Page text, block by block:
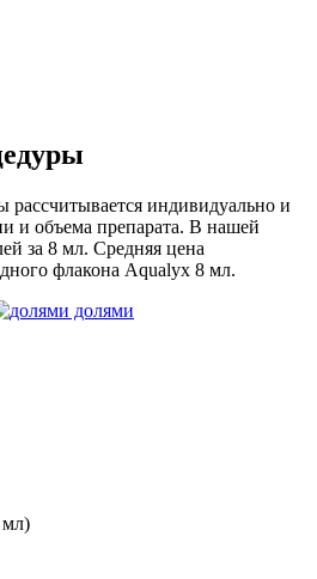
рассчитывается индивидуально и
и объема препарата. В нашей
за 8 мл. Средняя цена
флакона Aqualyx 8 мл.
долями
мл)